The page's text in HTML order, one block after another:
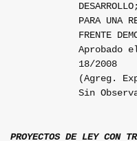
PARA UNA
FRENTE
Aprobado
18/2008
(Agreg.
Sin
PROYECTOS DE LEY CON